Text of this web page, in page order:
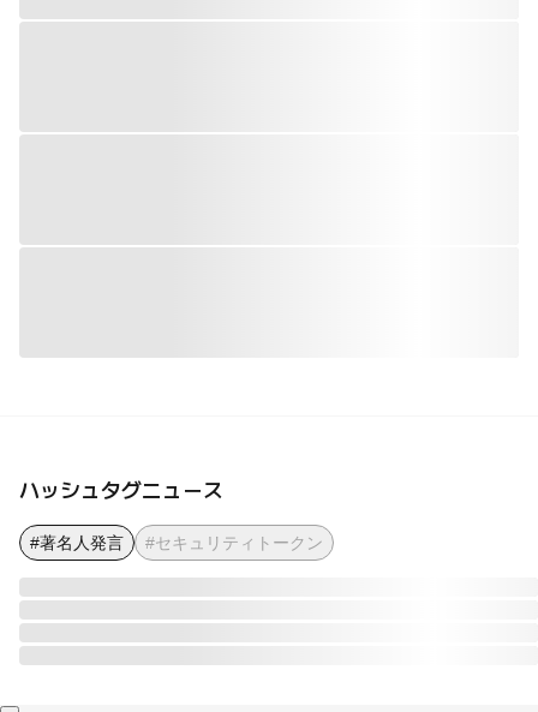
ハッシュタグニュース
#著名人発言 #セキュリティトークン